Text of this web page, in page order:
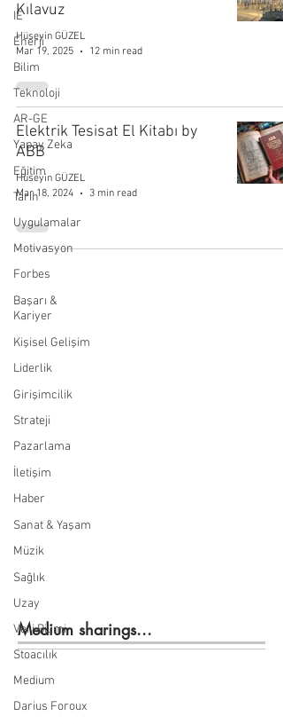
IE
Enerji
Bilim
Teknoloji
AR-GE
Yapay Zeka
Eğitim
Tarih
Uygulamalar
Motivasyon
Forbes
Başarı &
Kariyer
Kişisel Gelişim
Liderlik
Girişimcilik
Strateji
Pazarlama
İletişim
Haber
Sanat & Yaşam
Müzik
Sağlık
Uzay
Veri Bilimi
Stoacılık
Medium
Darius Foroux
Kılavuz
Hüseyin GÜZEL
Mar 19, 2025
12 min read
Elektrik Tesisat El Kitabı by
ABB
Hüseyin GÜZEL
Mar 18, 2024
3 min read
Medium sharings...